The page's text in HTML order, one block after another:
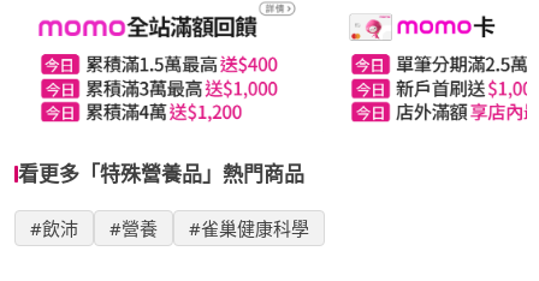
看更多「特殊營養品」熱門商品
#飲沛 #營養 #雀巢健康科學